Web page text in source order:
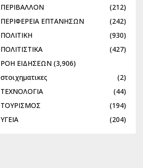
ΠΕΡΙΒΑΛΛΟΝ
(212)
ΠΕΡΙΦΕΡΕΙΑ ΕΠΤΑΝΗΣΩΝ
(242)
ΠΟΛΙΤΙΚΗ
(930)
ΠΟΛΙΤΙΣΤΙΚΑ
(427)
ΡΟΗ ΕΙΔΗΣΕΩΝ (3,906)
στοιχηματικες
(2)
ΤΕΧΝΟΛΟΓΙΑ
(44)
ΤΟΥΡΙΣΜΟΣ
(194)
ΥΓΕΙΑ
(204)